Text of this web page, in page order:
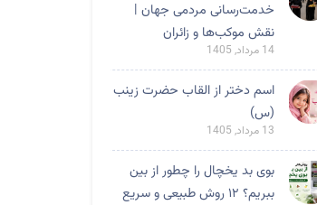
خدمت‌رسانی مردمی جهان |
نقش موکب‌ها و زائران
14 مرداد, 1405
اسم دختر از القاب حضرت زینب
(س)
13 مرداد, 1405
بوی بد یخچال را چطور از بین
ببریم؟ ۱۲ روش طبیعی و سریع